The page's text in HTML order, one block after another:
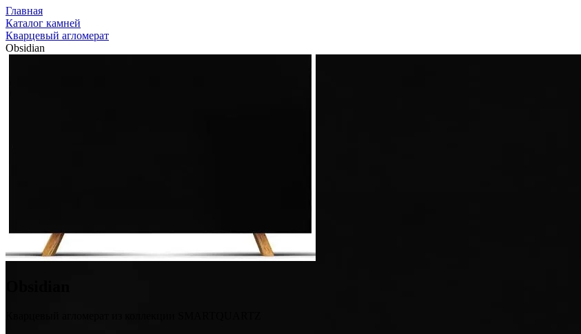
Главная
Каталог камней
Кварцевый агломерат
Obsidian